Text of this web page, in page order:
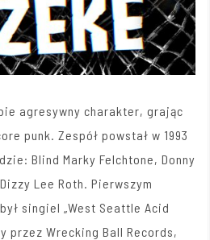
agresywny charakter, grając
punk. Zespół powstał w 1993
Blind Marky Felchtone, Donny
Lee Roth. Pierwszym
singiel „West Seattle Acid
przez Wrecking Ball Records,